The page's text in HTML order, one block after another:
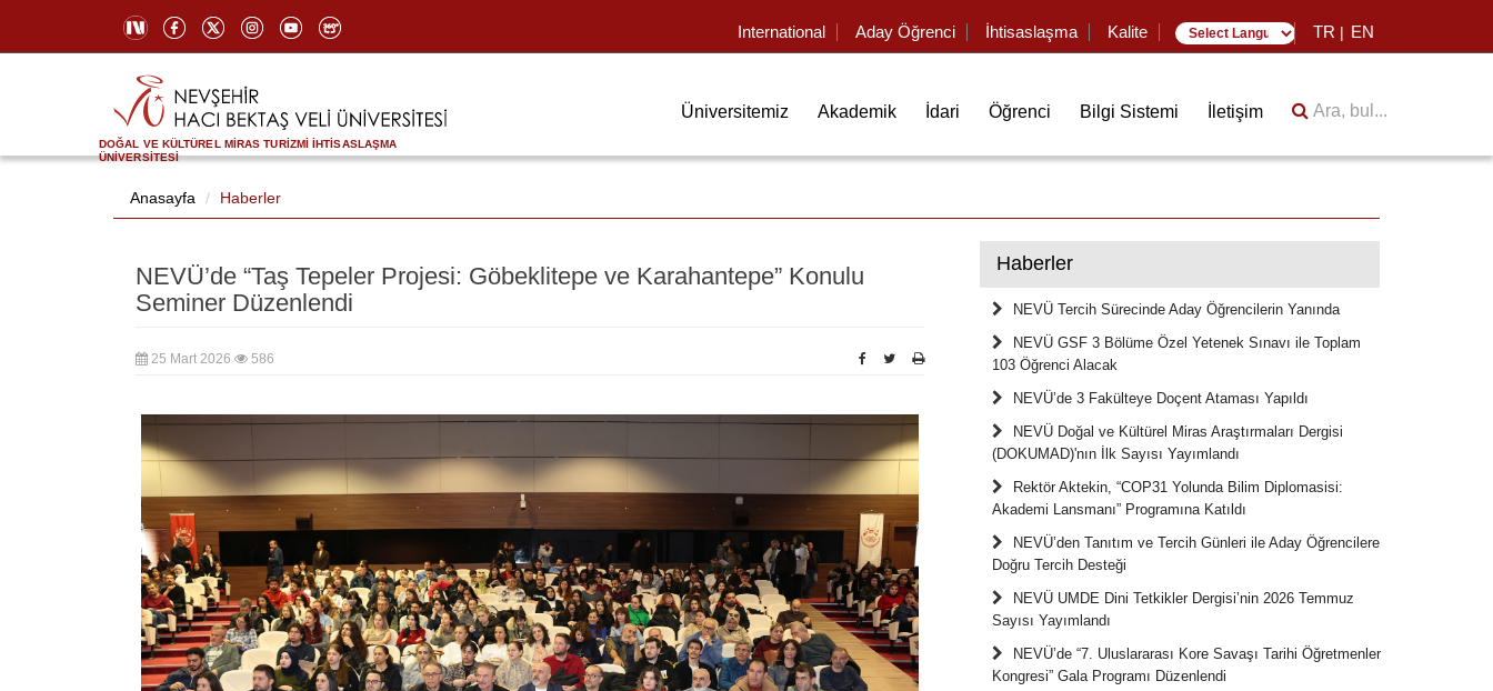
International Aday Öğrenci İhtisaslaşma Kalite TR | EN
DOĞAL VE KÜLTÜREL MİRAS TURİZMİ İHTİSASLAŞMA
ÜNİVERSİTESİ
Üniversitemiz Akademik İdari Öğrenci Bilgi Sistemi İletişim Ara, bul...
Anasayfa Haberler
NEVÜ’de “Taş Tepeler Projesi: Göbeklitepe ve Karahantepe” Konulu
Seminer Düzenlendi
25 Mart 2026 586
Haberler
NEVÜ Tercih Sürecinde Aday Öğrencilerin Yanında
NEVÜ GSF 3 Bölüme Özel Yetenek Sınavı ile Toplam
103 Öğrenci Alacak
NEVÜ’de 3 Fakülteye Doçent Ataması Yapıldı
NEVÜ Doğal ve Kültürel Miras Araştırmaları Dergisi
(DOKUMAD)'nın İlk Sayısı Yayımlandı
Rektör Aktekin, “COP31 Yolunda Bilim Diplomasisi:
Akademi Lansmanı” Programına Katıldı
NEVÜ’den Tanıtım ve Tercih Günleri ile Aday Öğrencilere
Doğru Tercih Desteği
NEVÜ UMDE Dini Tetkikler Dergisi’nin 2026 Temmuz
Sayısı Yayımlandı
NEVÜ’de “7. Uluslararası Kore Savaşı Tarihi Öğretmenler
Kongresi” Gala Programı Düzenlendi